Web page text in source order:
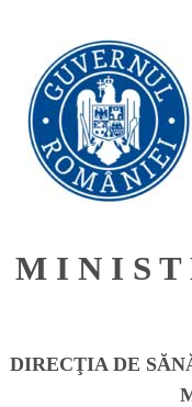
M I N I S T
DIRECŢIA DE